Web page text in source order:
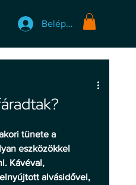
Belépés
tünete a
eszközökkel
Kávéval,
alvásidővel,